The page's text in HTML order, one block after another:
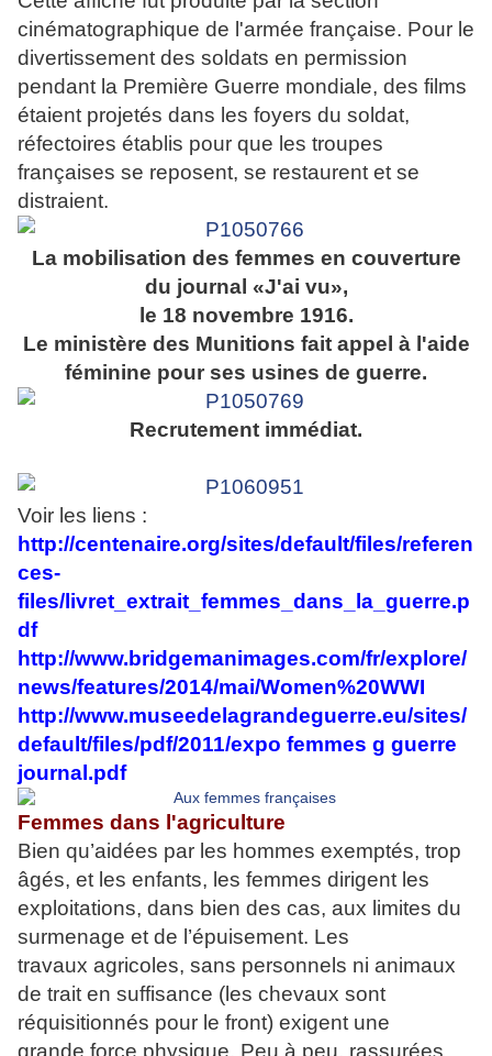
cinématographique de l'armée française. Pour le
divertissement des soldats en permission
pendant la Première Guerre mondiale, des films
étaient projetés dans les foyers du soldat,
réfectoires établis pour que les troupes
françaises se reposent, se restaurent et se
distraient.
La mobilisation des femmes en couverture
du journal «J'ai vu»,
le 18 novembre 1916.
Le ministère des Munitions fait appel à l'aide
féminine pour ses usines de guerre.
Recrutement immédiat.
Voir les liens :
http://centenaire.org/sites/default/files/referen
ces-
files/livret_extrait_femmes_dans_la_guerre.p
df
http://www.bridgemanimages.com/fr/explore/
news/features/2014/mai/Women%20WWI
http://www.museedelagrandeguerre.eu/sites/
default/files/pdf/2011/expo femmes g guerre
journal.pdf
Femmes dans l'agriculture
Bien qu’aidées par les hommes exemptés, trop
âgés, et les enfants, les femmes dirigent les
exploitations, dans bien des cas, aux limites du
surmenage et de l’épuisement. Les
travaux agricoles, sans personnels ni animaux
de trait en suffisance (les chevaux sont
réquisitionnés pour le front) exigent une
grande force physique. Peu à peu, rassurées